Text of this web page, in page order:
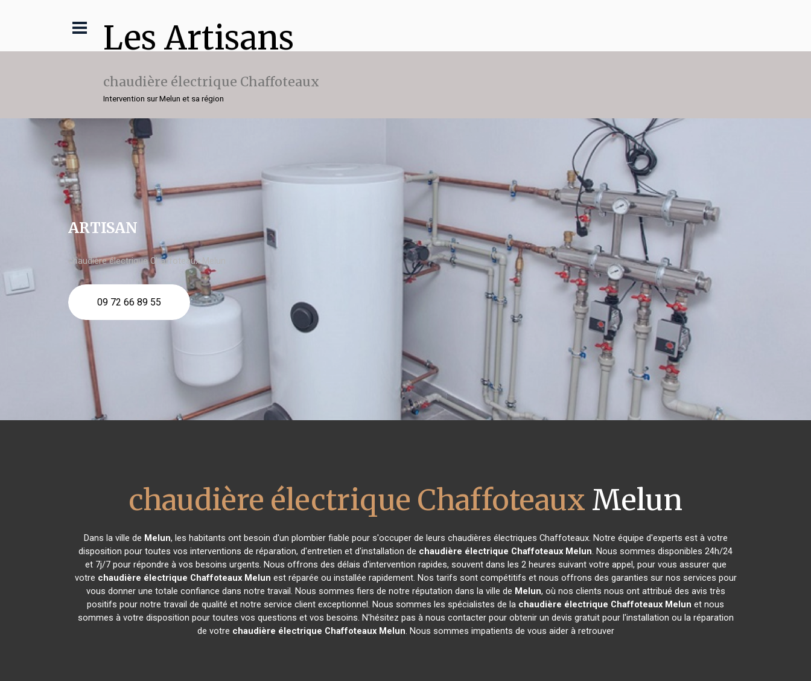
Les Artisans
chaudière électrique Chaffoteaux
Intervention sur Melun et sa région
ARTISAN
chaudière électrique Chaffoteaux Melun
09 72 66 89 55
chaudière électrique Chaffoteaux Melun
Dans la ville de Melun, les habitants ont besoin d'un plombier fiable pour s'occuper de leurs chaudières électriques Chaffoteaux. Notre équipe d'experts est à votre
disposition pour toutes vos interventions de réparation, d'entretien et d'installation de chaudière électrique Chaffoteaux Melun. Nous sommes disponibles 24h/24
et 7j/7 pour répondre à vos besoins urgents. Nous offrons des délais d'intervention rapides, souvent dans les 2 heures suivant votre appel, pour vous assurer que
votre chaudière électrique Chaffoteaux Melun est réparée ou installée rapidement. Nos tarifs sont compétitifs et nous offrons des garanties sur nos services pour
vous donner une totale confiance dans notre travail. Nous sommes fiers de notre réputation dans la ville de Melun, où nos clients nous ont attribué des avis très
positifs pour notre travail de qualité et notre service client exceptionnel. Nous sommes les spécialistes de la chaudière électrique Chaffoteaux Melun et nous
sommes à votre disposition pour toutes vos questions et vos besoins. N'hésitez pas à nous contacter pour obtenir un devis gratuit pour l'installation ou la réparation
de votre chaudière électrique Chaffoteaux Melun. Nous sommes impatients de vous aider à retrouver